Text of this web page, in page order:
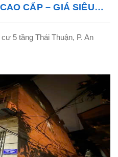
CẤP – GIÁ SIÊU
5 tầng Thái Thuận, P. An